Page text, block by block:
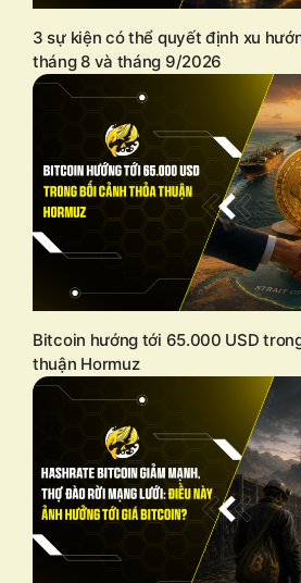
3 sự kiện có thể quyết định xu
tháng 8 và tháng 9/2026
Bitcoin hướng tới 65.000 USD
thuận Hormuz